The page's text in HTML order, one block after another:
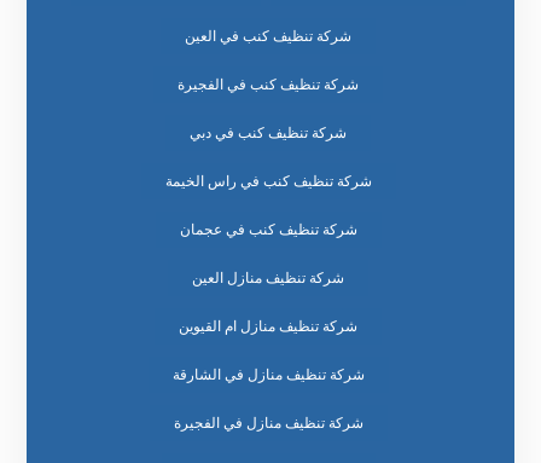
شركة تنظيف كنب في العين
شركة تنظيف كنب في الفجيرة
شركة تنظيف كنب في دبي
شركة تنظيف كنب في راس الخيمة
شركة تنظيف كنب في عجمان
شركة تنظيف منازل العين
شركة تنظيف منازل ام القيوين
شركة تنظيف منازل في الشارقة
شركة تنظيف منازل في الفجيرة